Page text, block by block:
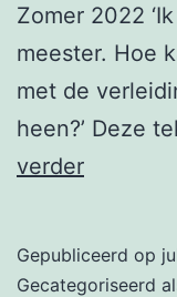
Zomer 2022
meester. Hoe
met de
heen?’ Deze
verderColumn
strijd
Gepubliceerd op
Gecategoriseerd